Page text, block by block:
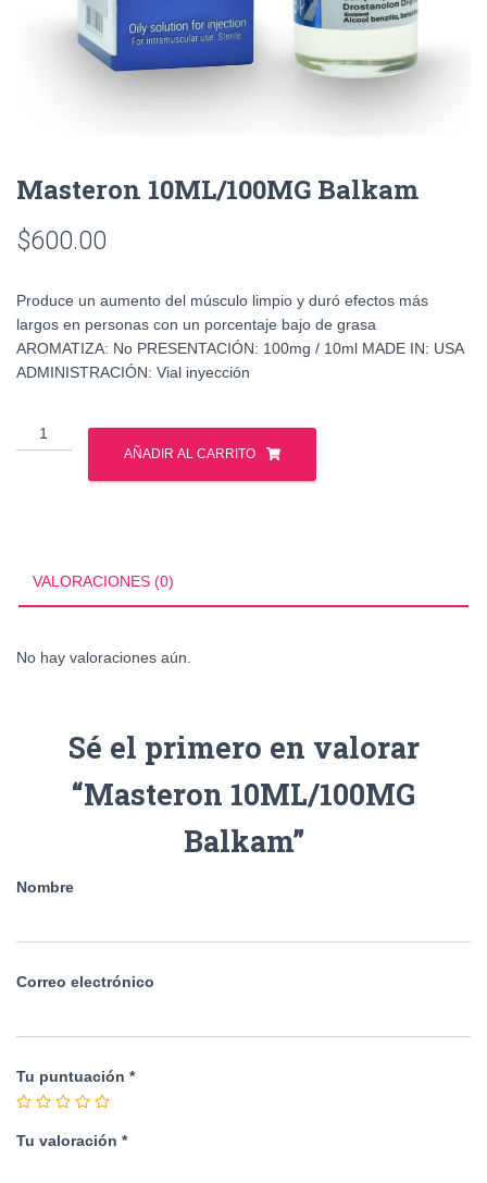
Masteron 10ML/100MG Balkam
$600.00
Produce un aumento del músculo limpio y duró efectos más
largos en personas con un porcentaje bajo de grasa
AROMATIZA: No PRESENTACIÓN: 100mg / 10ml MADE IN: USA
ADMINISTRACIÓN: Vial inyección
Masteron
10ML/100MG
AÑADIR AL CARRITO
VALORACIONES (0)
No hay valoraciones aún.
Sé el primero en valorar
“Masteron 10ML/100MG
Balkam”
Nombre
Correo electrónico
Tu puntuación *
Tu valoración *